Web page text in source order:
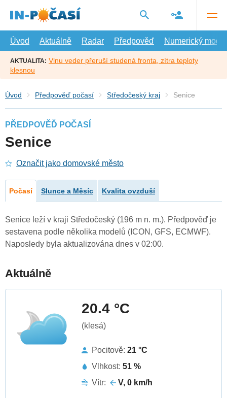
hlavní
Úvod
Aktuálně Radar Předpověď Numerický model
AKTUALITA: Vlnu veder přeruší studená fronta, zítra teploty
klesnou
Úvod Předpověď počasí Středočeský kraj Senice
PŘEDPOVĚĎ POČASÍ
Senice
Označit jako domovské město
Počasí Slunce a Měsíc Kvalita ovzduší
Senice leží v kraji Středočeský (196 m n. m.). Předpověď je
sestavena podle několika modelů (ICON, GFS, ECMWF).
Naposledy byla aktualizována dnes v 02:00.
Aktuálně
20.4 °C
(klesá)
Pocitově: 21 °C
Vlhkost: 51 %
Vítr:
V, 0 km/h